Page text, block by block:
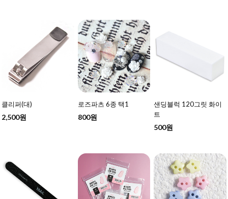
클리퍼(대)
2,500원
로즈파츠 6종 택1
800원
샌딩블럭 120그릿 화이
트
500원